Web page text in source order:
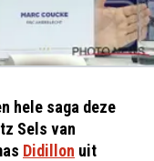
hele saga deze
Sels van
Didillon uit